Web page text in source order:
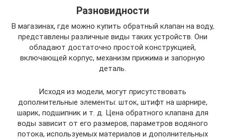
Разновидности
В магазинах, где можно купить обратный клапан на воду,
представлены различные виды таких устройств. Они
обладают достаточно простой конструкцией,
включающей корпус, механизм прижима и запорную
деталь.
Исходя из модели, могут присутствовать
дополнительные элементы: шток, штифт на шарнире,
шарик, подшипник и т. д. Цена обратного клапана для
воды зависит от его размеров, параметров водяного
потока, используемых материалов и дополнительных